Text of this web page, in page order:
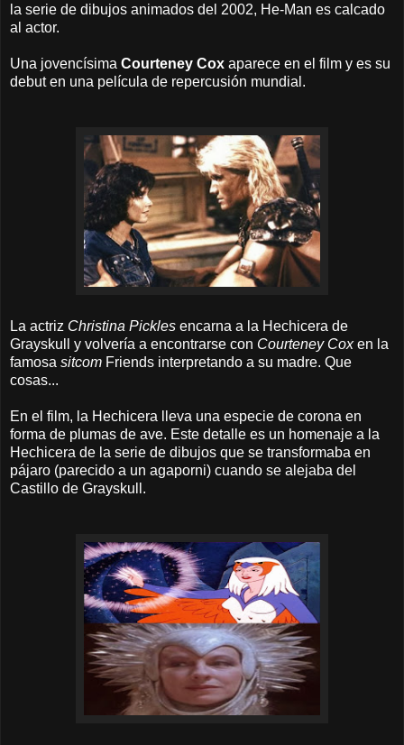
la serie de dibujos animados del 2002, He-Man es calcado
al actor.
Una jovencísima Courteney Cox aparece en el film y es su
debut en una película de repercusión mundial.
La actriz Christina Pickles encarna a la Hechicera de
Grayskull y volvería a encontrarse con Courteney Coxen la
famosa sitcom Friends interpretando a su madre. Que
cosas...
En el film, la Hechicera lleva una especie de corona en
forma de plumas de ave. Este detalle es un homenaje a la
Hechicera de la serie de dibujos que se transformaba en
pájaro (parecido a un agaporni) cuando se alejaba del
Castillo de Grayskull.